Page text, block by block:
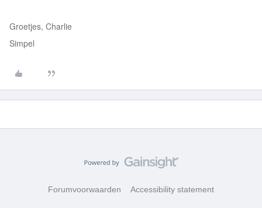
Groetjes, Charlie
Simpel
Forumvoorwaarden Accessibility statement